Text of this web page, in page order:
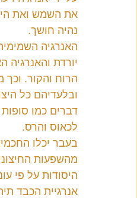
את השמש ואת
נהיה חושך.
האנרגיה
יורדת והאנרגיה
הרוח והקור.
ובלעדיהם כל
דברים כמו
לכאוס והרס.
בעבר יכלו
מהשפעות
היסודות על פי
אנרגיית הכבד